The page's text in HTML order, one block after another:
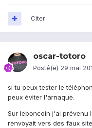
Citer
oscar-totoro
Posté(e) 29 mai
si tu peux tester le
peux éviter l'arnaque.
Sur leboncoin j'ai prévenu
renvoyait vers des faux